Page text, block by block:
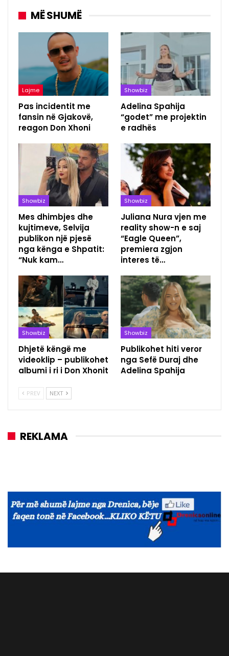
MË SHUMË
Lajme
Pas incidentit me
fansin në Gjakovë,
reagon Don Xhoni
Showbiz
Adelina Spahija
“godet” me projektin
e radhës
Showbiz
Mes dhimbjes dhe
kujtimeve, Selvija
publikon një pjesë
nga kënga e Shpatit:
“Nuk kam…
Showbiz
Juliana Nura vjen me
reality show-n e saj
“Eagle Queen”,
premiera zgjon
interes të…
Showbiz
Dhjetë këngë me
videoklip – publikohet
albumi i ri i Don Xhonit
Showbiz
Publikohet hiti veror
nga Sefë Duraj dhe
Adelina Spahija
PREV NEXT
REKLAMA